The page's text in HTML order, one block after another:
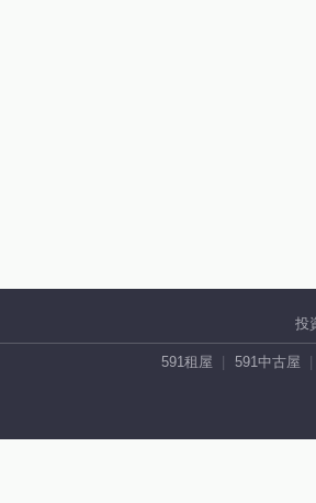
投
591租屋 591中古屋